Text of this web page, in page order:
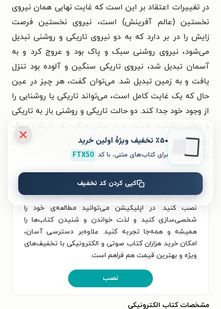
در تغییرات اعتقاد بر این است که غایت نهایی همان نیروی
نخستین (عالم آفرینش) است، نیروی نخستین فرصت
زایش را در بر دارد که به دو نیروی تاریکی و روشنی تبدیل
می‌شود، نیروی روشنی سبک و پاک بود و عروج کرد و به
آسمان تبدیل شد،‌ نیروی تاریکی سنگین و آلوده بود تنزل
یافت و به زمین تبدیل شد. می‌توان گفت، هر چیز در عین
حال که یک غایت کامل است، می‌تواند تاریکی یا روشنایی را
از وجود خود جدا کند. دو حالت تاریکی و روشنی باز به تاریکی
و روشنی تقسیم شدند، یا به بیانی دیگر، یک تاریکی و یک
روشنی زاییده شد و به چهار نماد روشنی بزرگ، تاریکی
کوچک، روشنی کوچک، تاریکی بزرگ تبدیل شدند.»
برای تجربه‌ای بهتر در دانلود کتاب تاریخ اندیشه فلسفی
چین و خواندن آن، اپلیکیشن طاقچه را به‌صورت رایگان
نصب کنید. در اپلیکیشن می‌توانید مطالعه‌ی خود را
شخصی‌سازی کنید و لذت خواندن و شنیدن کتاب‌ها را
همیشه و همه‌جا تجربه کنید. علاوه‌بر دسترسی آسان،
امکان خرید هزاران کتاب صوتی و الکترونیکی با تخفیف‌های
ویژه و بهترین قیمت هم فراهم است.
نصب
مشخصات کتاب الکترونیکی
٪۵۰ تخفیف ویژۀ اولین خرید
برای کتاب‌های متنی، با کد FTX50
کپی کردن کد تخفیف